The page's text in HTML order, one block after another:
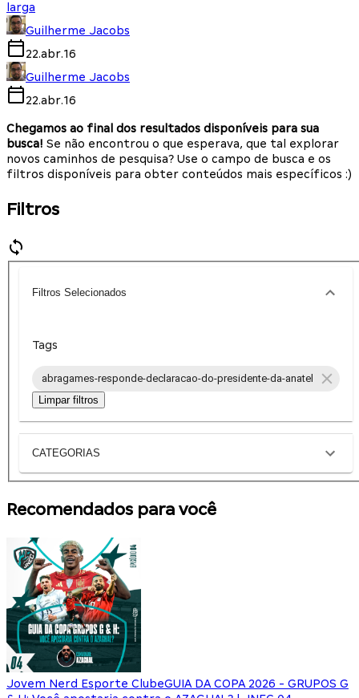
larga
Guilherme Jacobs
22.abr.16
Guilherme Jacobs
22.abr.16
Chegamos ao final dos resultados disponíveis para sua
busca! Se não encontrou o que esperava, que tal explorar
novos caminhos de pesquisa? Use o campo de busca e os
filtros disponíveis para obter conteúdos mais específicos :)
Filtros
Filtros Selecionados
Tags
abragames-responde-declaracao-do-presidente-da-anatel
Limpar filtros
CATEGORIAS
Recomendados para você
Jovem Nerd Esporte ClubeGUIA DA COPA 2026 - GRUPOS G